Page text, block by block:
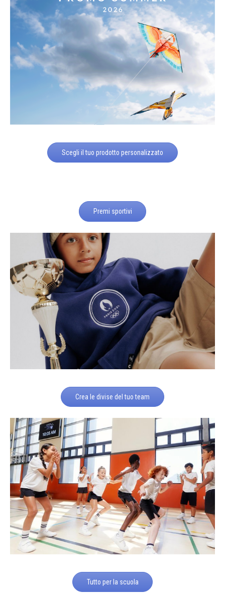
Scegli il tuo prodotto personalizzato
Premi sportivi
Crea le divise del tuo team
Tutto per la scuola